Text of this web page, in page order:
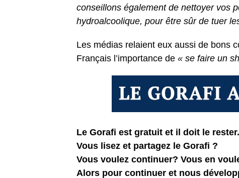
conseillons également de nettoyer vos
hydroalcoolique, pour être sûr de tuer
Les médias relaient eux aussi de bons
Français l’importance de « se faire un
Le Gorafi est gratuit et il doit le rester.
Vous lisez et partagez le Gorafi ?
Vous voulez continuer? Vous en
Alors pour continuer et nous